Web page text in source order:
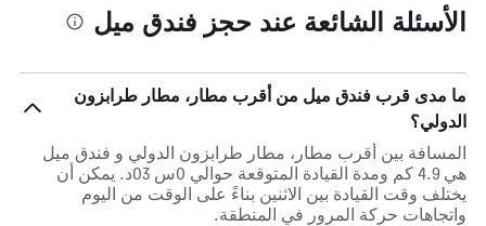
الأسئلة الشائعة عند حجز فندق ميل
ما مدى قرب فندق ميل من أقرب مطار، مطار طرابزون
الدولي؟
المسافة بين أقرب مطار، مطار طرابزون الدولي و فندق ميل
هي 4.9 كم ومدة القيادة المتوقعة حوالي 0س 03د. يمكن أن
يختلف وقت القيادة بين الاثنين بناءً على الوقت من اليوم
واتجاهات حركة المرور في المنطقة.